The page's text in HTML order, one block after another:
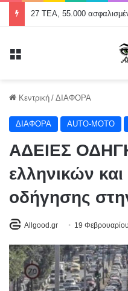
Κεντρική / ΔΙΑΦΟΡΑ
ΔΙΑΦΟΡΑ AUTO-MOTO
ΑΔΕΙΕΣ
ελληνικών
οδήγησης
Allgood.gr 19